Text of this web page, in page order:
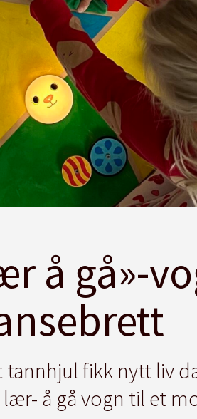
å gå»-
tannhjul fikk nytt liv
å gå vogn til et